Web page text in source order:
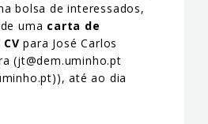
bolsa de interessados,
uma carta de
CV para José Carlos
(jt@dem.uminho.pt
até ao dia